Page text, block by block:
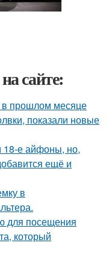
сайте:
в прошлом месяце
показали новые
18-е айфоны, но,
ещё и
в
для посещения
который